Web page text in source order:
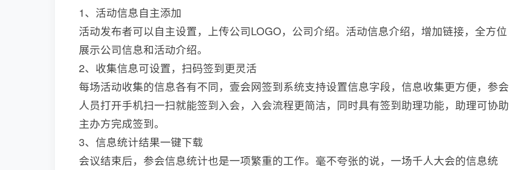
1、活动信息自主添加
活动发布者可以自主设置，上传公司LOGO，公司介绍。活动信息介绍，增加链接，全方位
展示公司信息和活动介绍。
2、收集信息可设置，扫码签到更灵活
每场活动收集的信息各有不同，壹会网签到系统支持设置信息字段，信息收集更方便，参会
人员打开手机扫一扫就能签到入会，入会流程更简洁，同时具有签到助理功能，助理可协助
主办方完成签到。
3、信息统计结果一键下载
会议结束后，参会信息统计也是一项繁重的工作。毫不夸张的说，一场千人大会的信息统